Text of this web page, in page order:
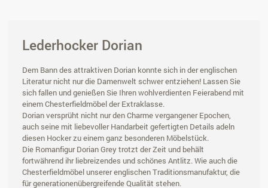
Lederhocker Dorian
Dem Bann des attraktiven Dorian konnte sich in der englischen
Literatur nicht nur die Damenwelt schwer entziehen! Lassen Sie
sich fallen und genießen Sie Ihren wohlverdienten Feierabend mit
einem Chesterfieldmöbel der Extraklasse.
Dorian versprüht nicht nur den Charme vergangener Epochen,
auch seine mit liebevoller Handarbeit gefertigten Details adeln
diesen Hocker zu einem ganz besonderen Möbelstück.
Die Romanfigur Dorian Grey trotzt der Zeit und behält
fortwährend ihr liebreizendes und schönes Antlitz. Wie auch die
Chesterfieldmöbel unserer englischen Traditionsmanufaktur, die
für generationenübergreifende Qualität stehen.